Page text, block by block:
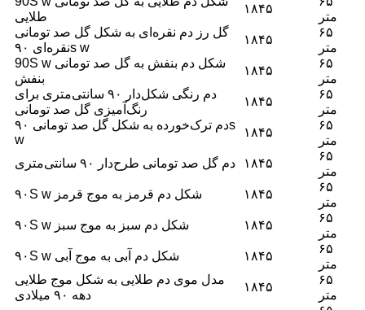
طلایی
۱۸۴۵
متر
گل رز دم نقره‌ای به شکل گل صد تومانی
نقره‌ای ۹۰s w
۱۸۴۵
۶۵
متر
90S w شکل دم بنفش به گل صد تومانی
بنفش
۱۸۴۵
۶۵
متر
دم رنگی شکل‌دار ۹۰ سانتی‌متری برای
رنگ‌آمیزی گل صد تومانی
۱۸۴۵
۶۵
متر
دم ترک‌خورده به شکل گل صد تومانی ۹۰s
w
۱۸۴۵
۶۵
متر
دم گل صد تومانی طرح‌دار ۹۰ سانتی‌متری
۱۸۴۵
۶۵
متر
۹۰S w شکل دم قرمز به موج قرمز
۱۸۴۵
۶۵
متر
۹۰S w شکل دم سبز به موج سبز
۱۸۴۵
۶۵
متر
۹۰S w شکل دم آبی به موج آبی
۱۸۴۵
۶۵
متر
مدل موی دم طلایی به شکل موج طلایی
دهه ۹۰ میلادی
۱۸۴۵
۶۵
متر